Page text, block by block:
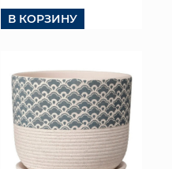
В КОРЗИНУ